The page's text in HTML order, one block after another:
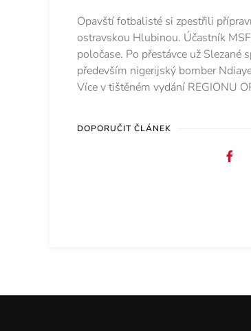
Opavští fotbalisté si zpestřili
ostravskou Hlubinou. Účastník
poločase. Po přestávce už
především nigerijský bomber
Více v tištěném vydání REGIONU
DOPORUČIT ČLÁNEK